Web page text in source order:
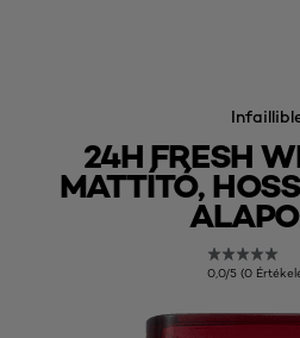
24H FRESH
MATTÍTÓ,
0,0/5 (0